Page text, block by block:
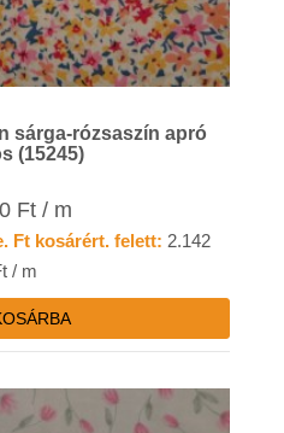
sárga-rózsaszín apró
(15245)
Ft / m
Ft kosárért. felett: 2.142
/ m